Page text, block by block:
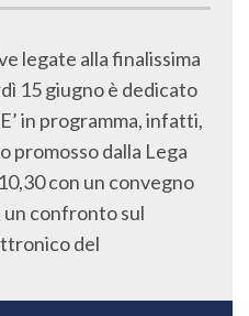
legate alla finalissima
15 giugno è dedicato
in programma, infatti,
promosso dalla Lega
con un convegno
un confronto sul
del